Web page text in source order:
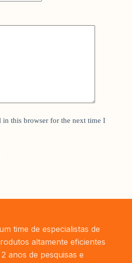
in this browser for the next time I
time de especialistas de
altamente eficientes
anos de pesquisas e